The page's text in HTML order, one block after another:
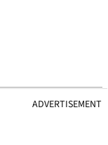
ADVERTISEMENT